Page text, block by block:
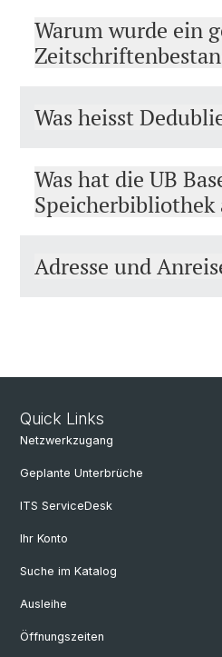
Warum wurde ein
Was heisst
Was hat die UB
Speicherbibliothek
Adresse und
Quick Links
Netzwerkzugang
Geplante Unterbrüche
ITS ServiceDesk
Ihr Konto
Suche im Katalog
Ausleihe
Öffnungszeiten